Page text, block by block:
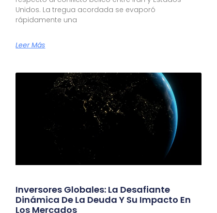
Unidos. La tregua acordada se evaporó
rápidamente una
Leer Más
Inversores Globales: La Desafiante
Dinámica De La Deuda Y Su Impacto En
Los Mercados